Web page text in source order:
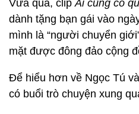
Vừa qua, clipAi cũng có
dành tặng bạn gái vào
mình là “người chuyển
mặt được đông đảo cộng
Để hiểu hơn về Ngọc Tú
có buổi trò chuyện xung